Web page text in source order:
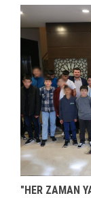
"HER ZAMAN